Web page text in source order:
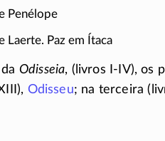
Penélope
Laerte. Paz em Ítaca
Odisseia, (livros I-IV), os
, Odisseu; na terceira